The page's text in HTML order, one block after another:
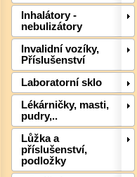
Inhalátory -
nebulizátory
Invalidní vozíky,
Příslušenství
Laboratorní sklo
Lékárničky, masti,
pudry,..
Lůžka a
příslušenství,
podložky